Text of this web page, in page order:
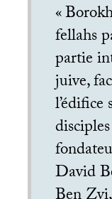
«
fellahs
partie
juive,
l’édifice
David